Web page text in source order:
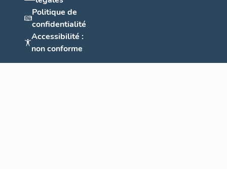
Politique de
confidentialité
Accessibilité :
non conforme